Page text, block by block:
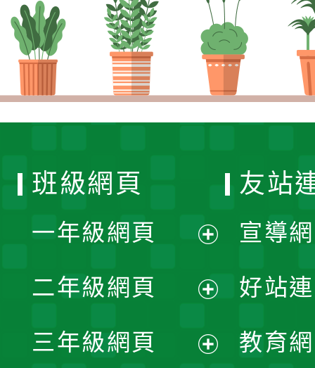
班級網頁
一年級網頁
開
選
二年級網頁
開
三年級網頁
友站
宣導
好站
教育